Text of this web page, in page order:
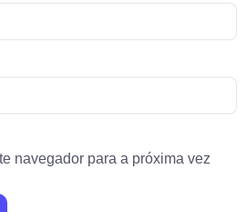
navegador para a próxima vez